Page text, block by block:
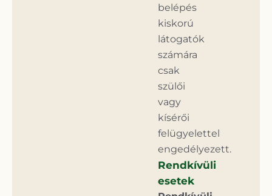
belépés
kiskorú
látogatók
számára
csak
szülői
vagy
kísérői
felügyelettel
engedélyezett.
Rendkívüli
esetek